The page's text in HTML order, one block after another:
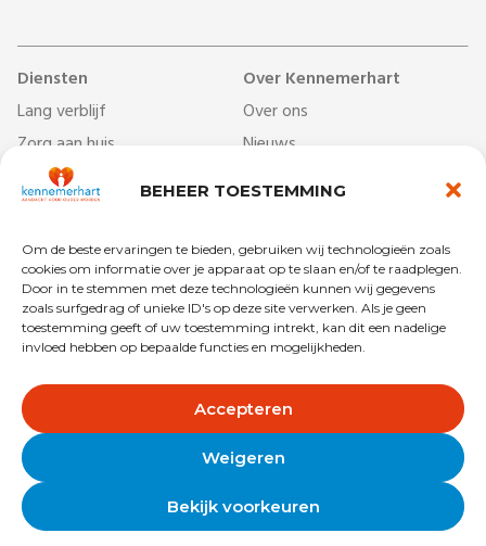
BEHEER TOESTEMMING
Om de beste ervaringen te bieden, gebruiken wij technologieën zoals
cookies om informatie over je apparaat op te slaan en/of te raadplegen.
Door in te stemmen met deze technologieën kunnen wij gegevens
zoals surfgedrag of unieke ID's op deze site verwerken. Als je geen
toestemming geeft of uw toestemming intrekt, kan dit een nadelige
invloed hebben op bepaalde functies en mogelijkheden.
Accepteren
Weigeren
Bekijk voorkeuren
Diensten
Lang verblijf
Zorg aan huis
Dag- & ontmoetingscentra
Behandelcentrum
Revalidatie
Kort verblijf
Over Kennemerhart
Over ons
Nieuws
Werken bij
Begrippenlijst
Vrijwilligers
Copyright © 2025 Kennemerhart
Algemene voorwaarden